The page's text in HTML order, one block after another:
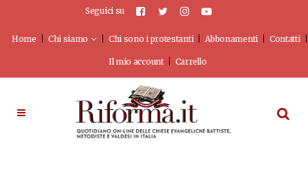
Seguici su
Home Chi siamo Chi sono i protestanti Abbonamenti Contatti
Il mio account Carrello